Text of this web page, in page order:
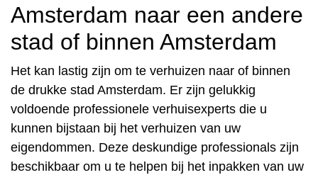
Amsterdam naar een andere
stad of binnen Amsterdam
Het kan lastig zijn om te verhuizen naar of binnen
de drukke stad Amsterdam. Er zijn gelukkig
voldoende professionele verhuisexperts die u
kunnen bijstaan bij het verhuizen van uw
eigendommen. Deze deskundige professionals zijn
beschikbaar om u te helpen bij het inpakken van uw